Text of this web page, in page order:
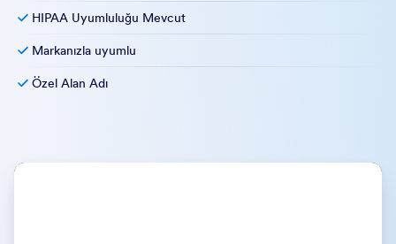
HIPAA Uyumluluğu Mevcut
Markanızla uyumlu
Özel Alan Adı